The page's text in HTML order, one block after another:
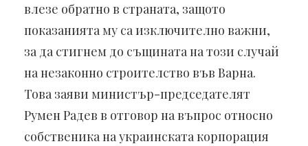
влезе обратно в страната, защото
показанията му са изключително важни,
за да стигнем до същината на този случай
на незаконно строителство във Варна.
Това заяви министър-председателят
Румен Радев в отговор на въпрос относно
собственика на украинската корпорация